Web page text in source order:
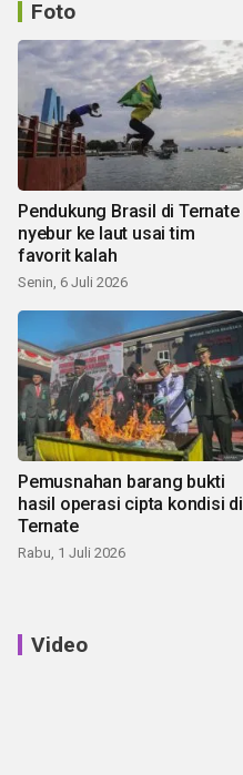
Foto
Pendukung Brasil di Ternate
nyebur ke laut usai tim
favorit kalah
Senin, 6 Juli 2026
Pemusnahan barang bukti
hasil operasi cipta kondisi di
Ternate
Rabu, 1 Juli 2026
Video